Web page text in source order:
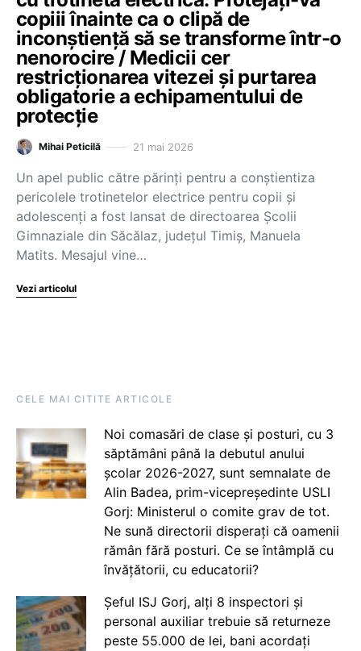
copiii înainte ca o clipă de
inconștiență să se transforme într-o
nenorocire / Medicii cer
restricționarea vitezei și purtarea
obligatorie a echipamentului de
protecție
Mihai Peticilă 21 mai 2026
Un apel public către părinți pentru a conștientiza
pericolele trotinetelor electrice pentru copii și
adolescenți a fost lansat de directoarea Școlii
Gimnaziale din Săcălaz, județul Timiș, Manuela
Matits. Mesajul vine…
Vezi articolul
CELE MAI CITITE ARTICOLE
Noi comasări de clase și posturi, cu 3
săptămâni până la debutul anului
școlar 2026-2027, sunt semnalate de
Alin Badea, prim-vicepreședinte USLI
Gorj: Ministerul o comite grav de tot.
Ne sună directorii disperați că oamenii
rămân fără posturi. Ce se întâmplă cu
învățătorii, cu educatorii?
Șeful ISJ Gorj, alți 8 inspectori și
personal auxiliar trebuie să returneze
peste 55.000 de lei, bani acordați